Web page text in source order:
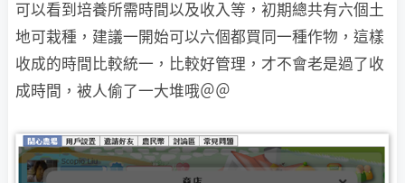
可以看到培養所需時間以及收入等，初期總共有六個土
地可栽種，建議一開始可以六個都買同一種作物，這樣
收成的時間比較統一，比較好管理，才不會老是過了收
成時間，被人偷了一大堆哦＠＠